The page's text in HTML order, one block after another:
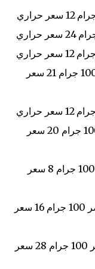
12 سعر حراري
24 سعر حراري
12 سعر حراري
جرام
21 سعر
12 سعر حراري
20 سعر
جرام
8 سعر
100 جرام
16 سعر
100 جرام
28 سعر